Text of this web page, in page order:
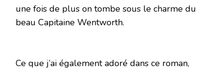
une fois de plus on tombe sous le charme du
beau Capitaine Wentworth.
Ce que j’ai également adoré dans ce roman,